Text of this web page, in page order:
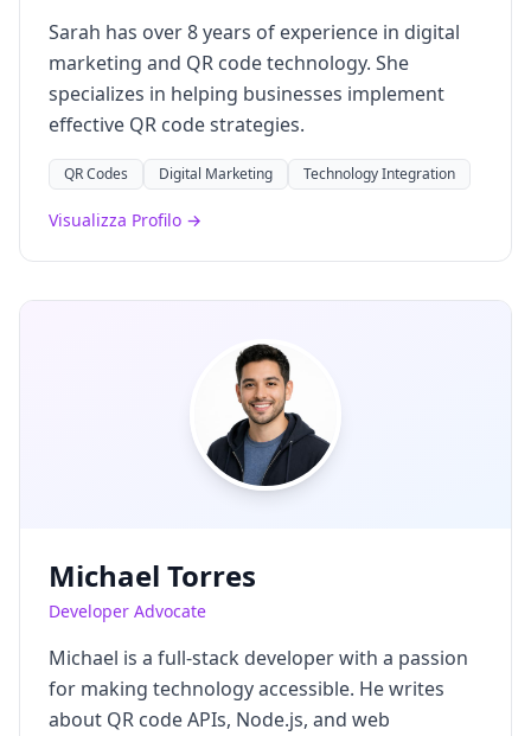
Sarah has over 8 years of experience in digital
marketing and QR code technology. She
specializes in helping businesses implement
effective QR code strategies.
QR Codes Digital Marketing Technology Integration
Visualizza Profilo →
Michael Torres
Developer Advocate
Michael is a full-stack developer with a passion
for making technology accessible. He writes
about QR code APIs, Node.js, and web